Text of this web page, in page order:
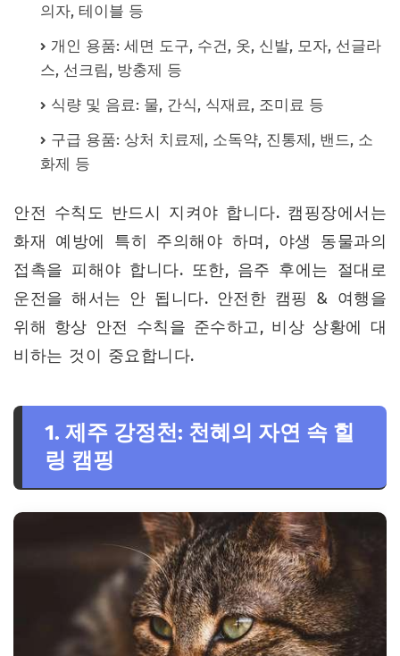
의자, 테이블 등
개인 용품: 세면 도구, 수건, 옷, 신발, 모자, 선글라
스, 선크림, 방충제 등
식량 및 음료: 물, 간식, 식재료, 조미료 등
구급 용품: 상처 치료제, 소독약, 진통제, 밴드, 소
화제 등
안전 수칙도 반드시 지켜야 합니다. 캠핑장에서는
화재 예방에 특히 주의해야 하며, 야생 동물과의
접촉을 피해야 합니다. 또한, 음주 후에는 절대로
운전을 해서는 안 됩니다. 안전한 캠핑 & 여행을
위해 항상 안전 수칙을 준수하고, 비상 상황에 대
비하는 것이 중요합니다.
1. 제주 강정천: 천혜의 자연 속 힐
링 캠핑